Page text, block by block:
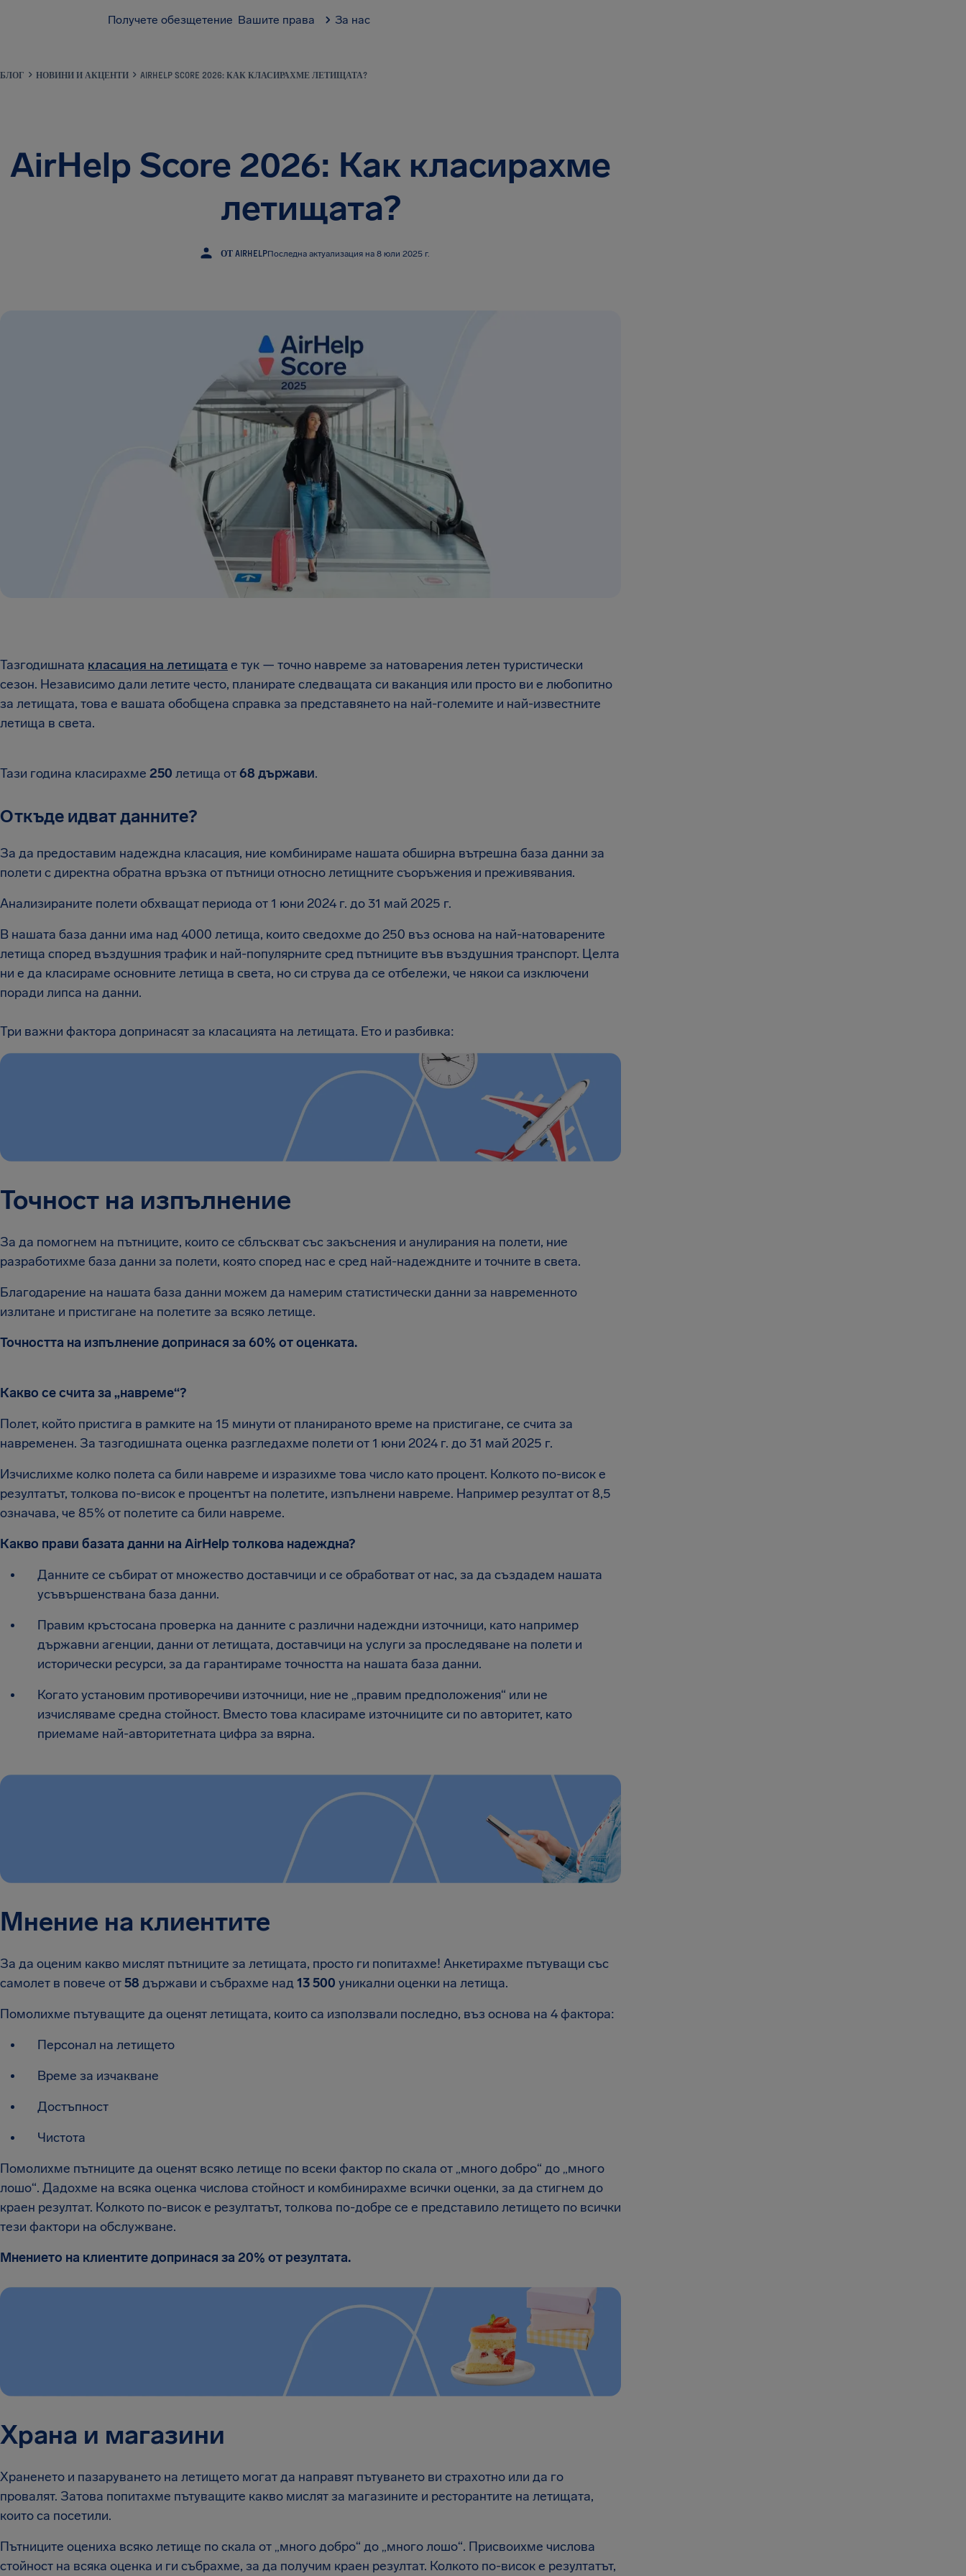
Получете обезщетение Вашите права За нас
БЛОГ НОВИНИ И АКЦЕНТИ AIRHELP SCORE 2026: КАК КЛАСИРАХМЕ ЛЕТИЩАТА?
AirHelp Score 2026: Как класирахме
летищата?
ОТ AIRHELPПоследна актуализация на 8 юли 2025 г.
Тазгодишната класация на летищата е тук — точно навреме за натоварения летен туристически
сезон. Независимо дали летите често, планирате следващата си ваканция или просто ви е любопитно
за летищата, това е вашата обобщена справка за представянето на най-големите и най-известните
летища в света.
Тази година класирахме 250 летища от68 държави.
Откъде идват данните?
За да предоставим надеждна класация, ние комбинираме нашата обширна вътрешна база данни за
полети с директна обратна връзка от пътници относно летищните съоръжения и преживявания.
Анализираните полети обхващат периода от 1 юни 2024 г. до 31 май 2025 г.
В нашата база данни има над 4000 летища, които сведохме до 250 въз основа на най-натоварените
летища според въздушния трафик и най-популярните сред пътниците във въздушния транспорт. Целта
ни е да класираме основните летища в света, но си струва да се отбележи, че някои са изключени
поради липса на данни.
Три важни фактора допринасят за класацията на летищата. Ето и разбивка:
Точност на изпълнение
За да помогнем на пътниците, които се сблъскват със закъснения и анулирания на полети, ние
разработихме база данни за полети, която според нас е сред най-надеждните и точните в света.
Благодарение на нашата база данни можем да намерим статистически данни за навременното
излитане и пристигане на полетите за всяко летище.
Точността на изпълнение допринася за 60% от оценката.
Какво се счита за „навреме“?
Полет, който пристига в рамките на 15 минути от планираното време на пристигане, се счита за
навременен. За тазгодишната оценка разгледахме полети от 1 юни 2024 г. до 31 май 2025 г.
Изчислихме колко полета са били навреме и изразихме това число като процент. Колкото по-висок е
резултатът, толкова по-висок е процентът на полетите, изпълнени навреме. Например резултат от 8,5
означава, че 85% от полетите са били навреме.
Какво прави базата данни на AirHelp толкова надеждна?
Данните се събират от множество доставчици и се обработват от нас, за да създадем нашата
усъвършенствана база данни.
Правим кръстосана проверка на данните с различни надеждни източници, като например
държавни агенции, данни от летищата, доставчици на услуги за проследяване на полети и
исторически ресурси, за да гарантираме точността на нашата база данни.
Когато установим противоречиви източници, ние не „правим предположения“ или не
изчисляваме средна стойност. Вместо това класираме източниците си по авторитет, като
приемаме най-авторитетната цифра за вярна.
Мнение на клиентите
За да оценим какво мислят пътниците за летищата, просто ги попитахме! Анкетирахме пътуващи със
самолет в повече от58 държави и събрахме над13 500 уникални оценки на летища.
Помолихме пътуващите да оценят летищата, които са използвали последно, въз основа на 4 фактора:
Персонал на летището
Време за изчакване
Достъпност
Чистота
Помолихме пътниците да оценят всяко летище по всеки фактор по скала от „много добро“ до „много
лошо“. Дадохме на всяка оценка числова стойност и комбинирахме всички оценки, за да стигнем до
краен резултат. Колкото по-висок е резултатът, толкова по-добре се е представило летището по всички
тези фактори на обслужване.
Мнението на клиентите допринася за 20% от резултата.
Храна и магазини
Храненето и пазаруването на летището могат да направят пътуването ви страхотно или да го
провалят. Затова попитахме пътуващите какво мислят за магазините и ресторантите на летищата,
които са посетили.
Пътниците оцениха всяко летище по скала от „много добро“ до „много лошо“. Присвоихме числова
стойност на всяка оценка и ги събрахме, за да получим краен резултат. Колкото по-висок е резултатът,